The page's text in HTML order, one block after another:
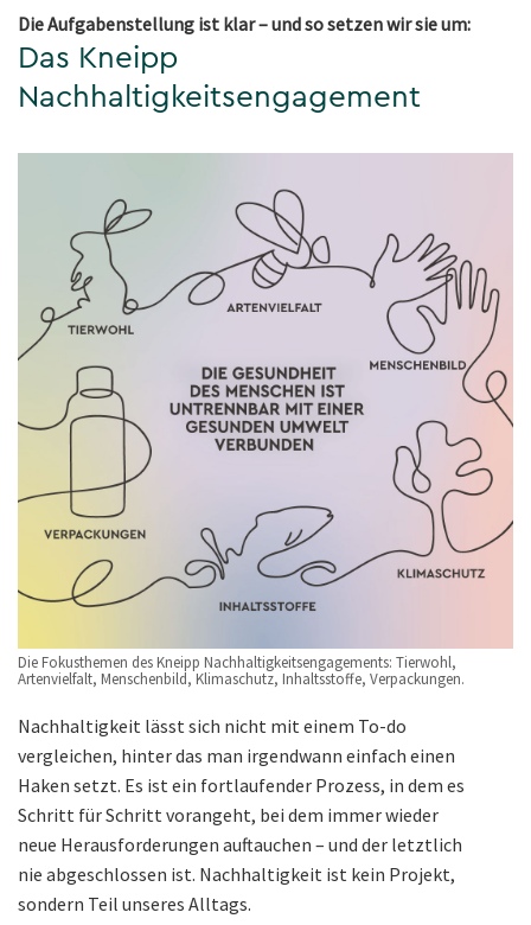
Die Aufgabenstellung ist klar – und so setzen wir sie um:
Das Kneipp
Nachhaltigkeitsengagement
Die Fokusthemen des Kneipp Nachhaltigkeitsengagements: Tierwohl,
Artenvielfalt, Menschenbild, Klimaschutz, Inhaltsstoffe, Verpackungen.
Nachhaltigkeit lässt sich nicht mit einem To-do
vergleichen, hinter das man irgendwann einfach einen
Haken setzt. Es ist ein fortlaufender Prozess, in dem es
Schritt für Schritt vorangeht, bei dem immer wieder
neue Herausforderungen auftauchen – und der letztlich
nie abgeschlossen ist. Nachhaltigkeit ist kein Projekt,
sondern Teil unseres Alltags.